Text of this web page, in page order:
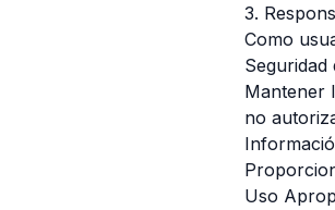
3.
Como
Seguridad
Mantener
no
Uso